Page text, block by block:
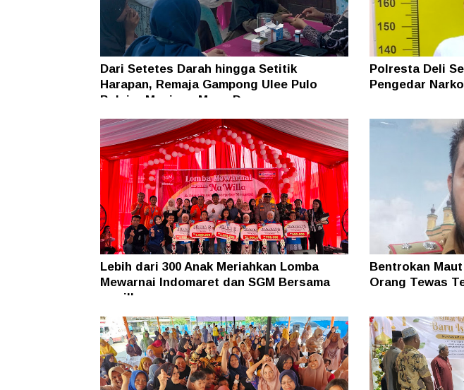
Dari Setetes Darah hingga Setitik
Harapan, Remaja Gampong Ulee Pulo
Belajar Menjaga Masa Depan
Polresta Deli
Pengedar
Lebih dari 300 Anak Meriahkan Lomba
Mewarnai Indomaret dan SGM Bersama
nawilla
Bentrokan
Orang Tewas